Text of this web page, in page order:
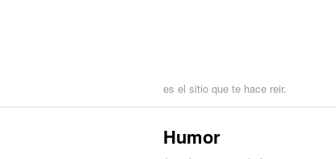
es el sitio que te hace reir.
Humor